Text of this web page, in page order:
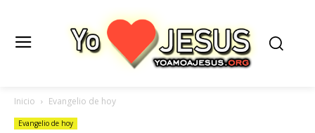
Inicio Evangelio de hoy
Evangelio de hoy